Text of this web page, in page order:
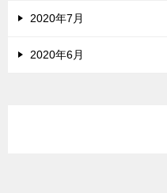
2020年7月
2020年6月